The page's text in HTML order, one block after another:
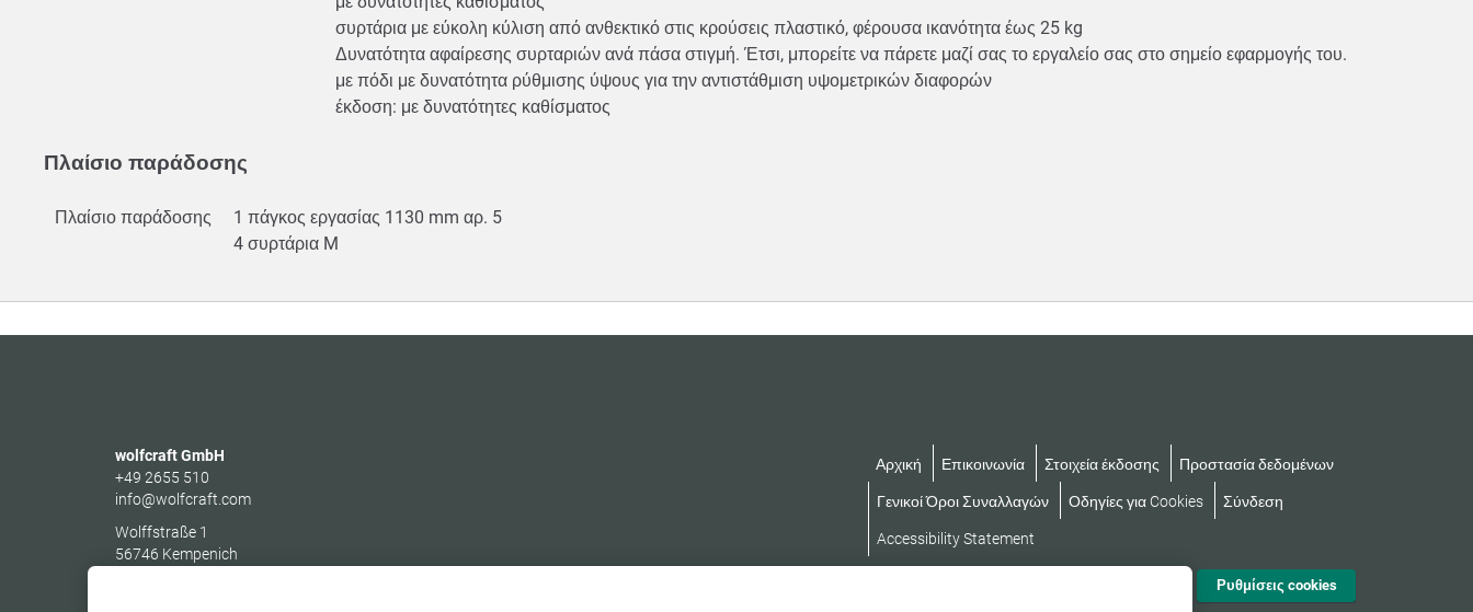
συρτάρια με εύκολη κύλιση από ανθεκτικό στις κρούσεις πλαστικό, φέρουσα ικανότητα έως 25 kg
Δυνατότητα αφαίρεσης συρταριών ανά πάσα στιγμή. Έτσι, μπορείτε να πάρετε μαζί σας το εργαλείο σας στο σημείο εφαρμογής του.
με πόδι με δυνατότητα ρύθμισης ύψους για την αντιστάθμιση υψομετρικών διαφορών
έκδοση: με δυνατότητες καθίσματος
Πλαίσιο παράδοσης
Πλαίσιο παράδοσης
1 πάγκος εργασίας 1130 mm αρ. 5
4 συρτάρια M
wolfcraft GmbH
+49 2655 510
info@wolfcraft.com
Wolffstraße 1
56746 Kempenich
Αρχική Επικοινωνία Στοιχεία έκδοσης Προστασία δεδομένων
Γενικοί Όροι Συναλλαγών Οδηγίες για Cookies Σύνδεση
Accessibility Statement
Ρυθμίσεις cookies